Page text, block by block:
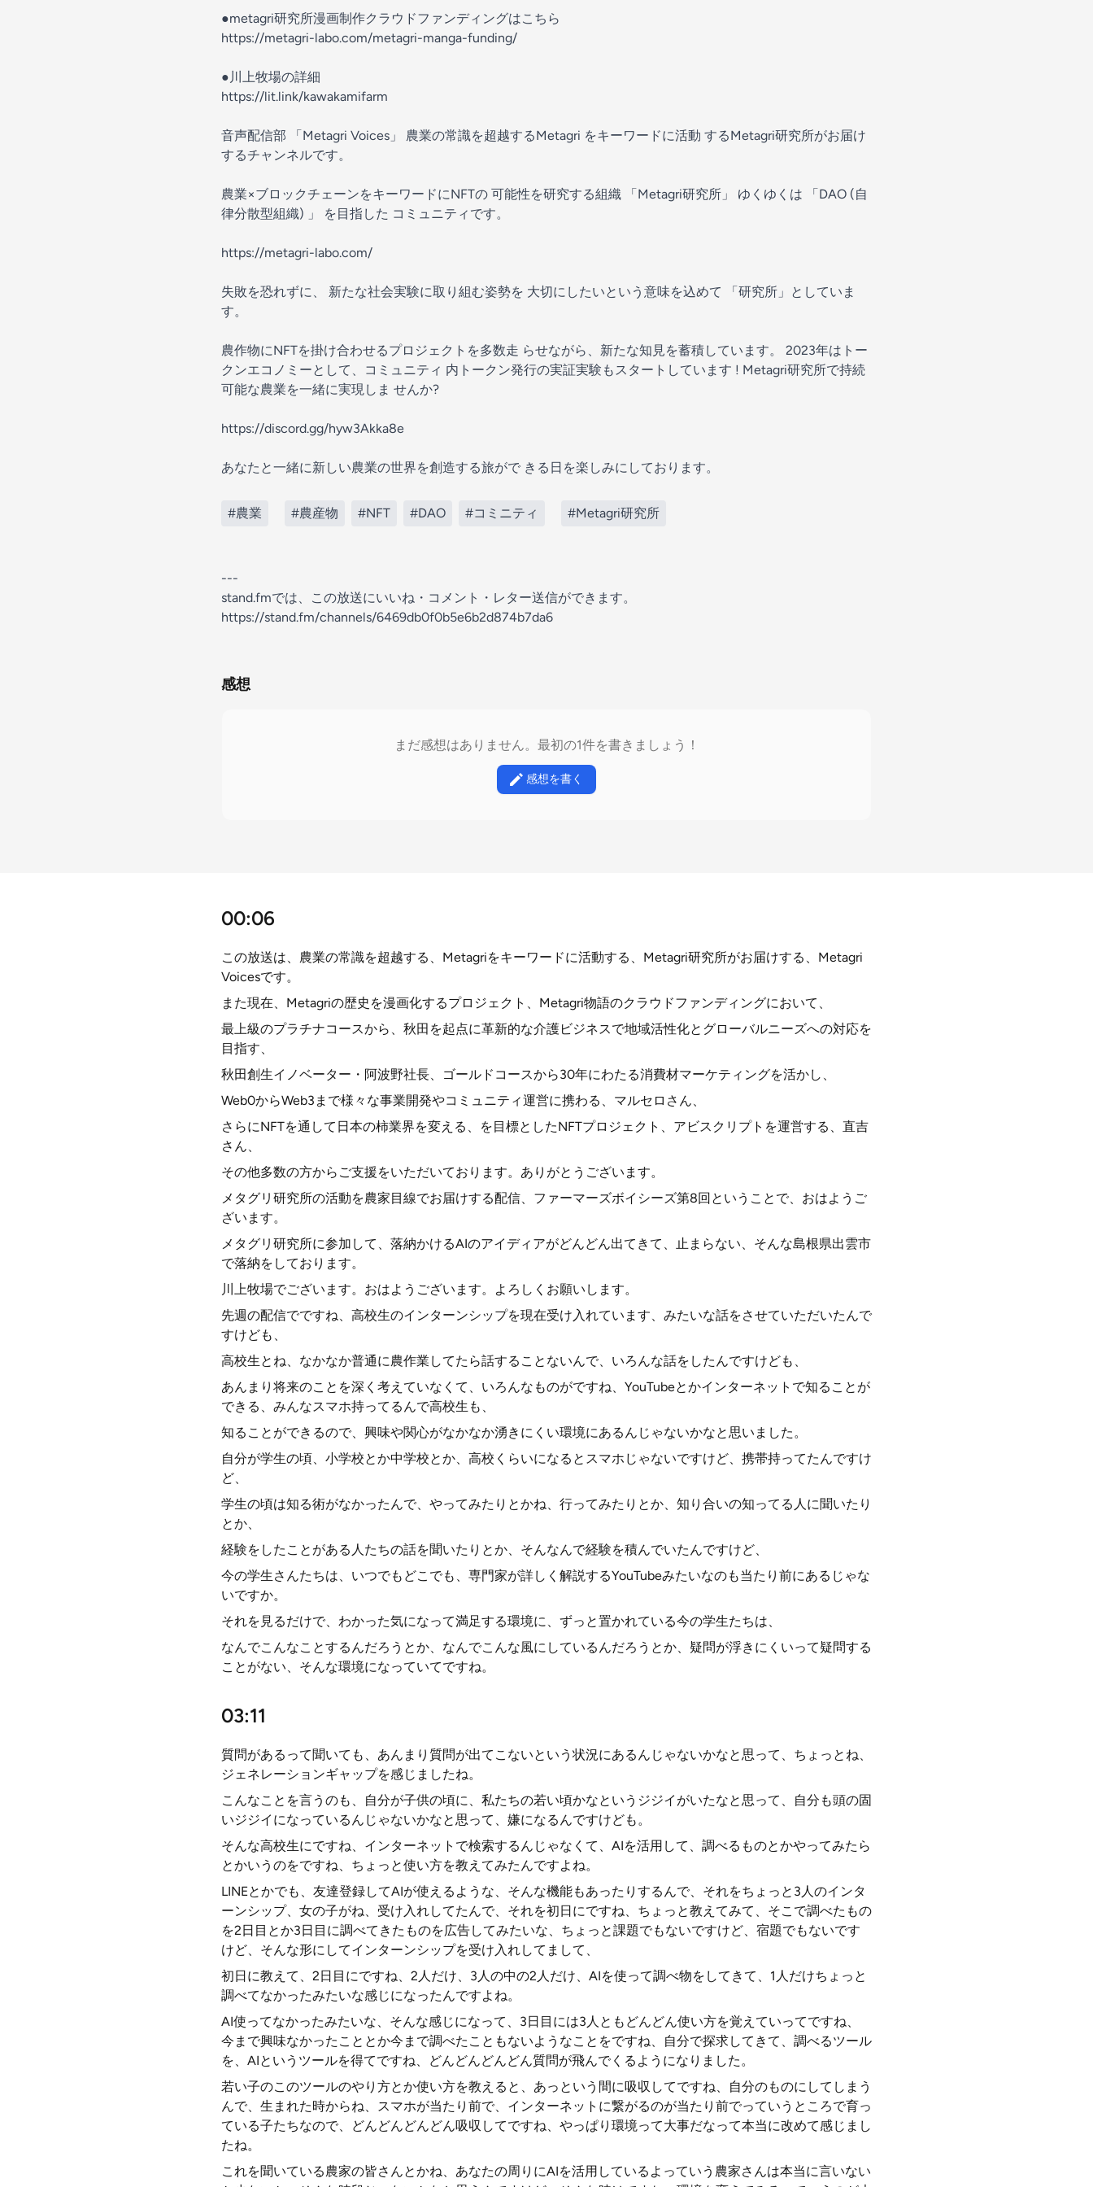
●metagri研究所漫画制作クラウドファンディングはこちら
https://metagri-labo.com/metagri-manga-funding/
●川上牧場の詳細
https://lit.link/kawakamifarm
音声配信部 「Metagri Voices」 農業の常識を超越するMetagri をキーワードに活動 するMetagri研究所がお届け
するチャンネルです。
農業×ブロックチェーンをキーワードにNFTの 可能性を研究する組織 「Metagri研究所」 ゆくゆくは 「DAO (自
律分散型組織) 」 を目指した コミュニティです。
https://metagri-labo.com/
失敗を恐れずに、 新たな社会実験に取り組む姿勢を 大切にしたいという意味を込めて 「研究所」としていま
す。
農作物にNFTを掛け合わせるプロジェクトを多数走 らせながら、新たな知見を蓄積しています。 2023年はトー
クンエコノミーとして、コミュニティ 内トークン発行の実証実験もスタートしています ! Metagri研究所で持続
可能な農業を一緒に実現しま せんか?
https://discord.gg/hyw3Akka8e
あなたと一緒に新しい農業の世界を創造する旅がで きる日を楽しみにしております。
#農業 #農産物 #NFT #DAO #コミニティ #Metagri研究所
---
stand.fmでは、この放送にいいね・コメント・レター送信ができます。
https://stand.fm/channels/6469db0f0b5e6b2d874b7da6
感想
まだ感想はありません。最初の1件を書きましょう！
感想を書く
00:06
この放送は、農業の常識を超越する、Metagriをキーワードに活動する、Metagri研究所がお届けする、Metagri
Voicesです。
また現在、Metagriの歴史を漫画化するプロジェクト、Metagri物語のクラウドファンディングにおいて、
最上級のプラチナコースから、秋田を起点に革新的な介護ビジネスで地域活性化とグローバルニーズへの対応を
目指す、
秋田創生イノベーター・阿波野社長、ゴールドコースから30年にわたる消費材マーケティングを活かし、
Web0からWeb3まで様々な事業開発やコミュニティ運営に携わる、マルセロさん、
さらにNFTを通して日本の柿業界を変える、を目標としたNFTプロジェクト、アビスクリプトを運営する、直吉
さん、
その他多数の方からご支援をいただいております。ありがとうございます。
メタグリ研究所の活動を農家目線でお届けする配信、ファーマーズボイシーズ第8回ということで、おはようご
ざいます。
メタグリ研究所に参加して、落納かけるAIのアイディアがどんどん出てきて、止まらない、そんな島根県出雲市
で落納をしております。
川上牧場でございます。おはようございます。よろしくお願いします。
先週の配信でですね、高校生のインターンシップを現在受け入れています、みたいな話をさせていただいたんで
すけども、
高校生とね、なかなか普通に農作業してたら話することないんで、いろんな話をしたんですけども、
あんまり将来のことを深く考えていなくて、いろんなものがですね、YouTubeとかインターネットで知ることが
できる、みんなスマホ持ってるんで高校生も、
知ることができるので、興味や関心がなかなか湧きにくい環境にあるんじゃないかなと思いました。
自分が学生の頃、小学校とか中学校とか、高校くらいになるとスマホじゃないですけど、携帯持ってたんですけ
ど、
学生の頃は知る術がなかったんで、やってみたりとかね、行ってみたりとか、知り合いの知ってる人に聞いたり
とか、
経験をしたことがある人たちの話を聞いたりとか、そんなんで経験を積んでいたんですけど、
今の学生さんたちは、いつでもどこでも、専門家が詳しく解説するYouTubeみたいなのも当たり前にあるじゃな
いですか。
それを見るだけで、わかった気になって満足する環境に、ずっと置かれている今の学生たちは、
なんでこんなことするんだろうとか、なんでこんな風にしているんだろうとか、疑問が浮きにくいって疑問する
ことがない、そんな環境になっていてですね。
03:11
質問があるって聞いても、あんまり質問が出てこないという状況にあるんじゃないかなと思って、ちょっとね、
ジェネレーションギャップを感じましたね。
こんなことを言うのも、自分が子供の頃に、私たちの若い頃かなというジジイがいたなと思って、自分も頭の固
いジジイになっているんじゃないかなと思って、嫌になるんですけども。
そんな高校生にですね、インターネットで検索するんじゃなくて、AIを活用して、調べるものとかやってみたら
とかいうのをですね、ちょっと使い方を教えてみたんですよね。
LINEとかでも、友達登録してAIが使えるような、そんな機能もあったりするんで、それをちょっと3人のインタ
ーンシップ、女の子がね、受け入れしてたんで、それを初日にですね、ちょっと教えてみて、そこで調べたもの
を2日目とか3日目に調べてきたものを広告してみたいな、ちょっと課題でもないですけど、宿題でもないです
けど、そんな形にしてインターンシップを受け入れしてまして、
初日に教えて、2日目にですね、2人だけ、3人の中の2人だけ、AIを使って調べ物をしてきて、1人だけちょっと
調べてなかったみたいな感じになったんですよね。
AI使ってなかったみたいな、そんな感じになって、3日目には3人ともどんどん使い方を覚えていってですね、
今まで興味なかったこととか今まで調べたこともないようなことをですね、自分で探求してきて、調べるツール
を、AIというツールを得てですね、どんどんどんどん質問が飛んでくるようになりました。
若い子のこのツールのやり方とか使い方を教えると、あっという間に吸収してですね、自分のものにしてしまう
んで、生まれた時からね、スマホが当たり前で、インターネットに繋がるのが当たり前でっていうところで育っ
ている子たちなので、どんどんどんどん吸収してですね、やっぱり環境って大事だなって本当に改めて感じまし
たね。
これを聞いている農家の皆さんとかね、あなたの周りにAIを活用しているよっていう農家さんは本当に言いない